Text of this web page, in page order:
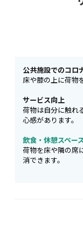
公共施設でのコロ
床や膝の上に荷物
サービス向上
荷物は自分に触れ
心感があります。
飲食・休憩スペー
荷物を床や隣の席
消できます。